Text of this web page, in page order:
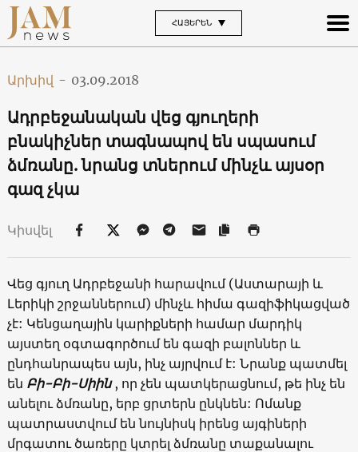
ՀԱՅԵՐԵՆ
Արխիվ - 03.09.2018
Ադրբեջանական վեց գյուղերի
բնակիչներ տագնապով են սպասում
ձմռանը. նրանց տներում մինչև այսօր
գազ չկա
Կիսվել
Վեց գյուղ Ադրբեջանի հարավում (Աստարայի և
Լերիկի շրջաններում) մինչև հիմա գազիֆիկացված
չէ: Կենցաղային կարիքների համար մարդիկ
այստեղ օգտագործում են գազի բալոններ և
ընդհանրապես այն, ինչ այրվում է: Նրանք պատմել
են Բի-Բի-Սիին, որ չեն պատկերացնում, թե ինչ են
անելու ձմռանը, երբ ցրտերն ընկնեն: Ոմանք
պատրաստվում են նույնիսկ իրենց այգիների
մրգատու ծառերը կտրել ձմռանը տաքանալու